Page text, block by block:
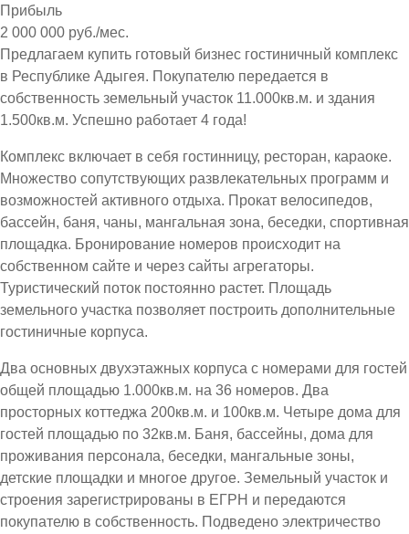
Прибыль
2 000 000 руб./мес.
Предлагаем купить готовый бизнес гостиничный комплекс
в Республике Адыгея. Покупателю передается в
собственность земельный участок 11.000кв.м. и здания
1.500кв.м. Успешно работает 4 года!
Комплекс включает в себя гостинницу, ресторан, караоке.
Множество сопутствующих развлекательных программ и
возможностей активного отдыха. Прокат велосипедов,
бассейн, баня, чаны, мангальная зона, беседки, спортивная
площадка. Бронирование номеров происходит на
собственном сайте и через сайты агрегаторы.
Туристический поток постоянно растет. Площадь
земельного участка позволяет построить дополнительные
гостиничные корпуса.
Два основных двухэтажных корпуса с номерами для гостей
общей площадью 1.000кв.м. на 36 номеров. Два
просторных коттеджа 200кв.м. и 100кв.м. Четыре дома для
гостей площадью по 32кв.м. Баня, бассейны, дома для
проживания персонала, беседки, мангальные зоны,
детские площадки и многое другое. Земельный участок и
строения зарегистрированы в ЕГРН и передаются
покупателю в собственность. Подведено электричество